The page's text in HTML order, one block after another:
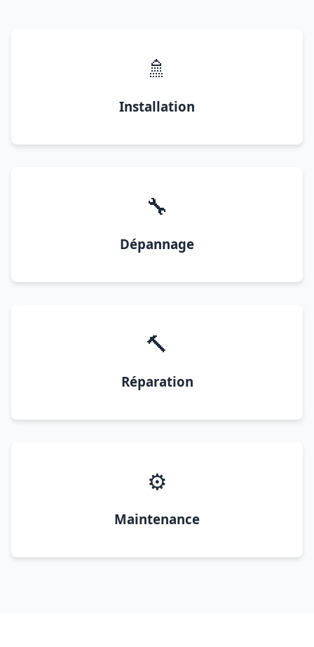
🚿
Installation
🔧
Dépannage
🔨
Réparation
⚙️
Maintenance